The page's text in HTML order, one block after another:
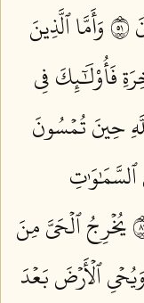
وَأَمَّا ٱلَّذِينَ
فَأُوْلَٰٓئِكَ فِي
حِينَ تُمۡسُونَ
ٱلسَّمَٰوَٰتِ
يُخۡرِجُ ٱلۡحَيَّ مِنَ
ٱلۡأَرۡضَ بَعۡدَ